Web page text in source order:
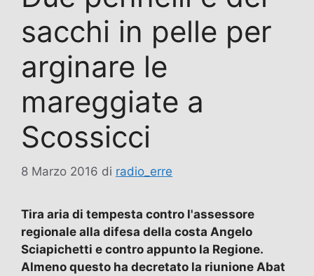
sacchi in pelle per
arginare le
mareggiate a
Scossicci
8 Marzo 2016 di radio_erre
Tira aria di tempesta contro l'assessore
regionale alla difesa della costa Angelo
Sciapichetti e contro appunto la Regione.
Almeno questo ha decretato la riunione Abat